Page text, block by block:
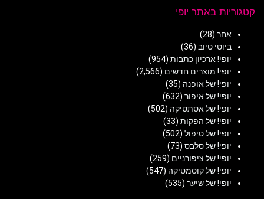
קטגוריות באתר יופי
אחר (28)
ביוטי טיוב (36)
יופי! ארכיון כתבות (954)
יופי! מוצרים חדשים (2,566)
יופי! של אופנה (35)
יופי! של איפור (632)
יופי! של אסתטיקה (502)
יופי! של הפקות (33)
יופי! של טיפול (502)
יופי! של סלבס (73)
יופי! של ציפורניים (259)
יופי! של קוסמטיקה (547)
יופי! של שיער (535)